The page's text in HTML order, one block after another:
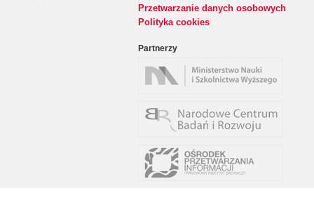
Przetwarzanie danych osobowych
Polityka cookies
Partnerzy